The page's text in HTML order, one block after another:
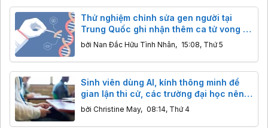
Thử nghiệm chỉnh sửa gen người tại
Trung Quốc ghi nhận thêm ca tử vong ở
trẻ em trong vòng 2 tuần
bởi Nan Đắc Hữu Tình Nhân, 15:08, Thứ 5
Sinh viên dùng AI, kính thông minh để
gian lận thi cử, các trường đại học nên
làm gì?
bởi Christine May, 08:14, Thứ 4